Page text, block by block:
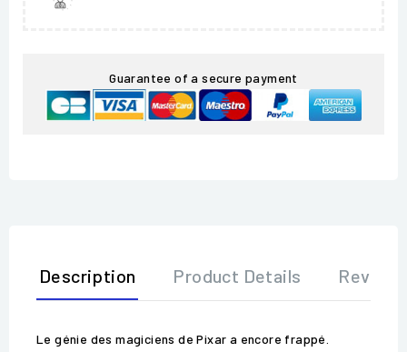
Guarantee of a secure payment
Description Product Details
Le génie des magiciens de Pixar a encore frappé.